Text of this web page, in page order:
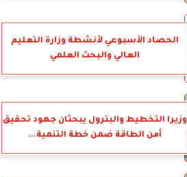
الحصاد الأسبوعي لأنشطة وزارة التعليم
العالي والبحث العلمي
وزيرا التخطيط والبترول يبحثان جهود تحقيق
أمن الطاقة ضمن خطة التنمية...